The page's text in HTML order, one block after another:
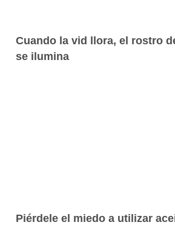
Cuando la vid llora, el rostro
se ilumina
Piérdele el miedo a utilizar